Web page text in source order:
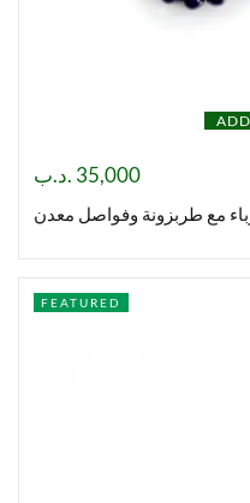
35,000 .د.ب
مع طربزونة وفواصل معدن
FEATURED